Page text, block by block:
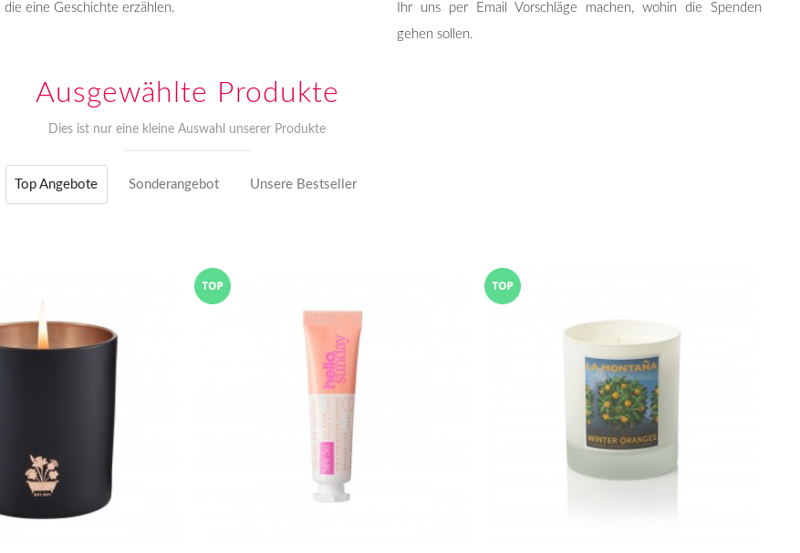
Ausgewählte Produkte
Dies ist nur eine kleine Auswahl unserer Produkte
Top Angebote Sonderangebot Unsere Bestseller
die eine Geschichte erzählen.
Ihr uns per Email Vorschläge machen, wohin die Spenden
gehen sollen.